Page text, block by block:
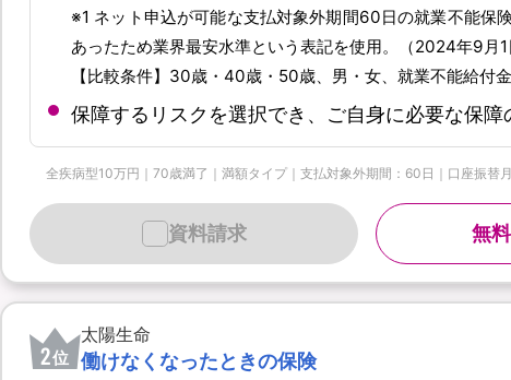
※1 ネット申込が可能な支払対象外期間60日の就業不能保
あったため業界最安水準という表記を使用。（2024年9月1
【比較条件】30歳・40歳・50歳、男・女、就業不能給付
保障するリスクを選択でき、ご自身に必要な保
全疾病型10万円｜70歳満了｜満額タイプ｜支払対象外期間：60日｜口座振
無
資料請求
2位
太陽生命
働けなくなったときの保険